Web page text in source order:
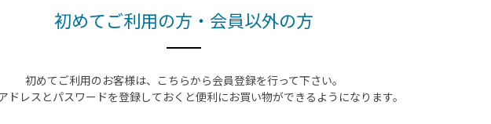
初めてご利用の方・会員以外の方
初めてご利用のお客様は、こちらから会員登録を行って下さい。
ドレスとパスワードを登録しておくと便利にお買い物ができるようになります。